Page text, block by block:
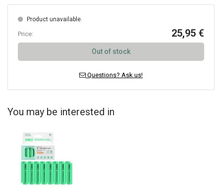
Product unavailable.
Price: 25,95 €
Out of stock
Questions? Ask us!
You may be interested in